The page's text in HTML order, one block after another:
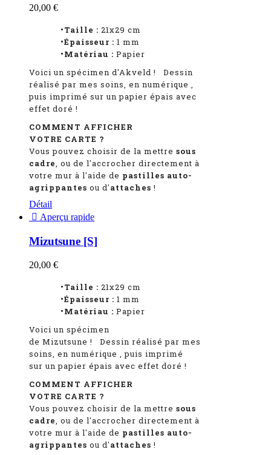
20,00 €
•Taille : 21x29 cm
•Épaisseur : 1 mm
•Matériau : Papier
Voici un spécimen d'Akveld !
Dessin
réalisé par mes soins, en numérique ,
puis imprimé sur un papier épais avec
effet doré !
COMMENT AFFICHER
VOTRE CARTE ?
Vous pouvez choisir de la mettre sous
cadre, ou de l'accrocher directement à
votre mur à l'aide de pastilles auto-
agrippantes ou d'attaches !
Détail
 Aperçu rapide
Mizutsune [S]
20,00 €
•Taille : 21x29 cm
•Épaisseur : 1 mm
•Matériau : Papier
Voici un spécimen
de Mizutsune !
Dessin réalisé par mes
soins, en numérique , puis imprimé
sur un papier épais avec effet doré !
COMMENT AFFICHER
VOTRE CARTE ?
Vous pouvez choisir de la mettre sous
cadre, ou de l'accrocher directement à
votre mur à l'aide de pastilles auto-
agrippantes ou d'attaches !